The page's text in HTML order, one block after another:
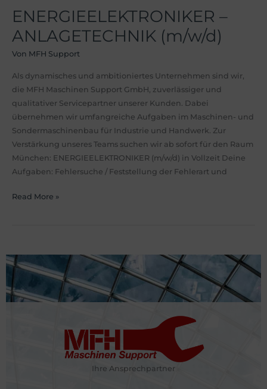
ENERGIEELEKTRONIKER –
ANLAGETECHNIK (m/w/d)
Von MFH Support
Als dynamisches und ambitioniertes Unternehmen sind wir,
die MFH Maschinen Support GmbH, zuverlässiger und
qualitativer Servicepartner unserer Kunden. Dabei
übernehmen wir umfangreiche Aufgaben im Maschinen- und
Sondermaschinenbau für Industrie und Handwerk. Zur
Verstärkung unseres Teams suchen wir ab sofort für den Raum
München: ENERGIEELEKTRONIKER (m/w/d) in Vollzeit Deine
Aufgaben: Fehlersuche / Feststellung der Fehlerart und
Read More »
Ihre Ansprechpartner